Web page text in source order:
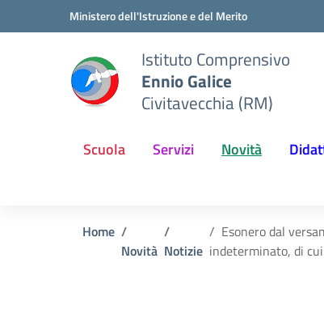
Vai ai contenuti
Vai al menu di navigazioneMinistero dell'Istruzione e del Merito
Istituto Comprensivo
Ennio Galice
Civitavecchia (RM)
Scuola Servizi Novità
Home
Novità Notizie
Esonero dal
indeterminato, di